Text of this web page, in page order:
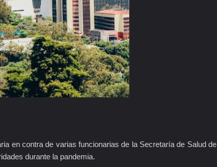
en contra de varias funcionarias de la Secretaría de Salud de
durante la pandemia.